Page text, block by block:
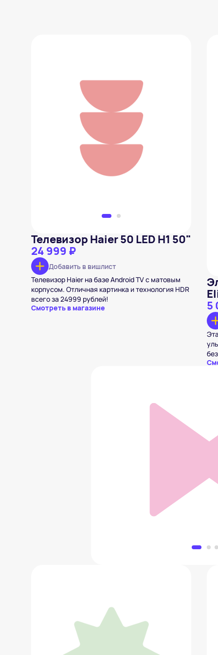
Телевизор Haier 50 LED H1 50"
24 999 ₽
Телевизор Haier 50 LED H1 50"
24 999 ₽
Добавить в вишлист
Телевизор Haier на базе Android TV с матовым
корпусом. Отличная картинка и технология HDR
всего за 24999 рублей!
Смотреть в магазине
5
Добавить в